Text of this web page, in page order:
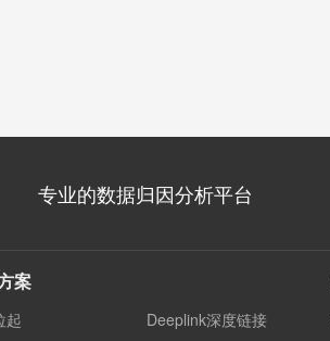
专业的数据归因分析平台
案
起
Deeplink深度链接